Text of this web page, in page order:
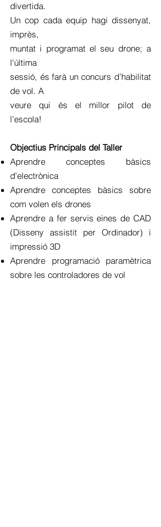
divertida.
Un cop cada equip hagi dissenyat,
imprès,
muntat i programat el seu drone; a
l'última
sessió, és farà un concurs d’habilitat
de vol. A
veure qui és el millor pilot de
l’escola!
Objectius Principals del Taller
Aprendre conceptes bàsics
d'electrònica
Aprendre conceptes bàsics sobre
com volen els drones
Aprendre a fer servis eines de CAD
(Disseny assistit per Ordinador) i
impressió 3D
Aprendre programació paramètrica
sobre les controladores de vol